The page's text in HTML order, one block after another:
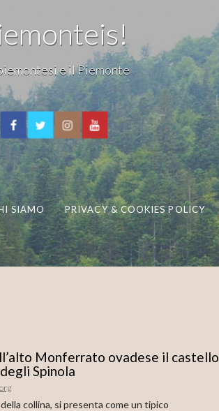
e il Piemonte
SIAMO PRIVACY & COOKIES POLICY
Monferrato ovadese il castello
Spinola
collina, si presenta come un tipico